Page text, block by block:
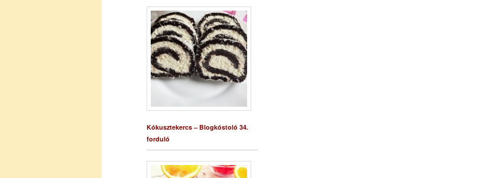
Kókusztekercs – Blogkóstoló 34.
forduló